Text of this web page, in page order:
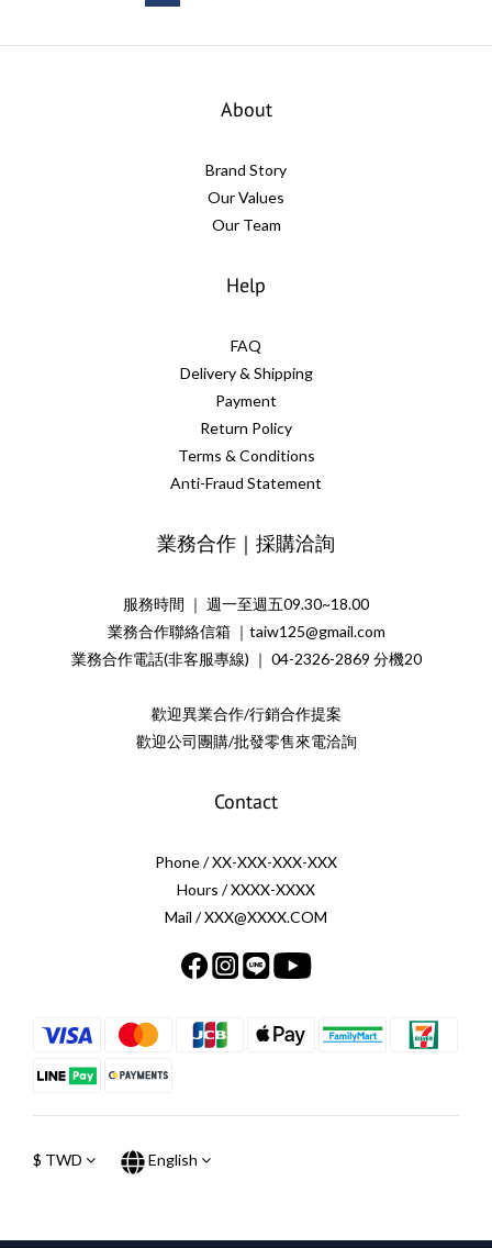
About
Brand Story
Our Values
Our Team
Help
FAQ
Delivery & Shipping
Payment
Return Policy
Terms & Conditions
Anti-Fraud Statement
業務合作｜採購洽詢
服務時間 ｜ 週一至週五09.30~18.00
業務合作聯絡信箱 ｜taiw125@gmail.com
業務合作電話(非客服專線) ｜ 04-2326-2869 分機20
歡迎異業合作/行銷合作提案
歡迎公司團購/批發零售來電洽詢
Contact
Phone / XX-XXX-XXX-XXX
Hours / XXXX-XXXX
Mail / XXX@XXXX.COM
$ TWD English